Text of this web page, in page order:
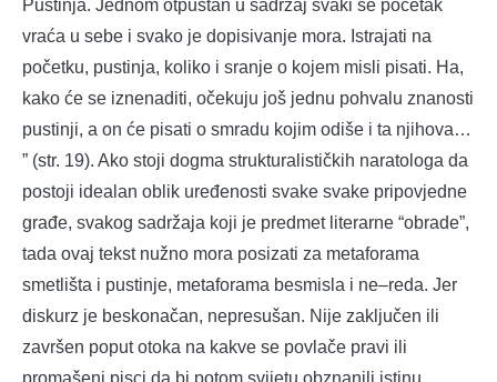
Pustinja. Jednom otpuštan u sadržaj svaki se početak
vraća u sebe i svako je dopisivanje mora. Istrajati na
početku, pustinja, koliko i sranje o kojem misli pisati. Ha,
kako će se iznenaditi, očekuju još jednu pohvalu znanosti
pustinji, a on će pisati o smradu kojim odiše i ta njihova…
” (str. 19). Ako stoji dogma strukturalističkih naratologa da
postoji idealan oblik uređenosti svake svake pripovjedne
građe, svakog sadržaja koji je predmet literarne “obrade”,
tada ovaj tekst nužno mora posizati za metaforama
smetlišta i pustinje, metaforama besmisla i ne–reda. Jer
diskurz je beskonačan, nepresušan. Nije zaključen ili
završen poput otoka na kakve se povlače pravi ili
promašeni pisci da bi potom svijetu obznanili istinu.